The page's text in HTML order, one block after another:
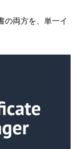
の両方を、単一イ